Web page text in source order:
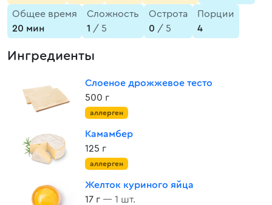
Общее время
20 мин
Сложность
1 / 5
Острота
0 / 5
Порции
4
Ингредиенты
Слоеное дрожжевое тесто
500 г
аллерген
Камамбер
125 г
аллерген
Желток куриного яйца
17 г — 1 шт.